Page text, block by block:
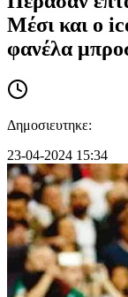
Μέσι και ο
φανέλα
Δημοσιευτηκε:
23-04-2024 15:34